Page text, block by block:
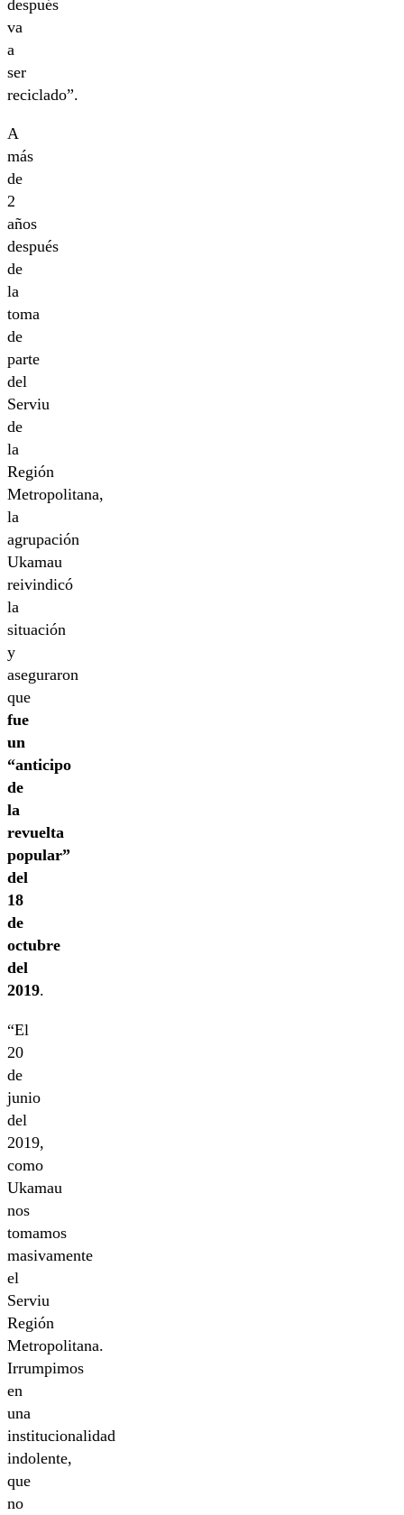
después
va
a
ser
reciclado”.
A
más
de
2
años
después
de
la
toma
de
parte
del
Serviu
de
la
Región
Metropolitana,
la
agrupación
Ukamau
reivindicó
la
situación
y
aseguraron
que
fue
un
“anticipo
de
la
revuelta
popular”
del
18
de
octubre
del
2019.
“El
20
de
junio
del
2019,
como
Ukamau
nos
tomamos
masivamente
el
Serviu
Región
Metropolitana.
Irrumpimos
en
una
institucionalidad
indolente,
que
no